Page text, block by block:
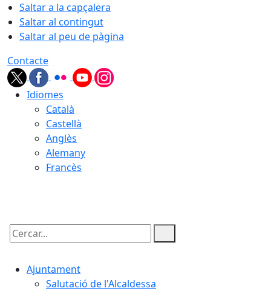
Saltar a la capçalera
Saltar al contingut
Saltar al peu de pàgina
Contacte
Idiomes
Català
Castellà
Anglès
Alemany
Francès
Cercar:
Ajuntament
Salutació de l'Alcaldessa